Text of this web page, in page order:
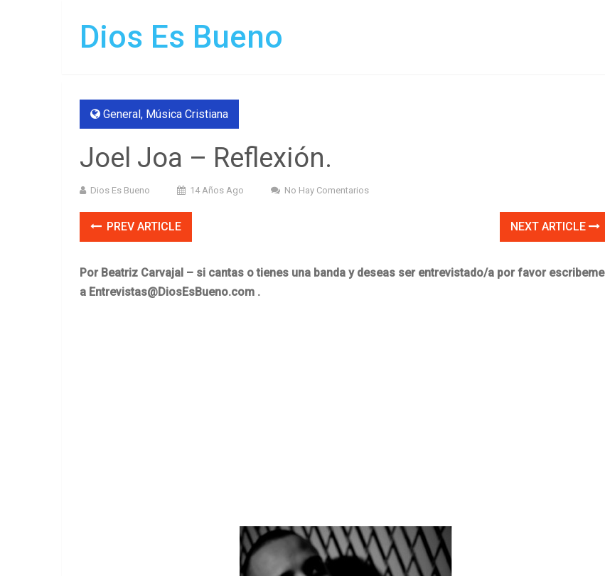
Dios Es Bueno
General, Música Cristiana
Joel Joa – Reflexión.
Dios Es Bueno 14 Años Ago No Hay Comentarios
PREV ARTICLE NEXT ARTICLE
Por Beatriz Carvajal – si cantas o tienes una banda y deseas ser entrevistado/a por favor escribeme
a Entrevistas@DiosEsBueno.com .